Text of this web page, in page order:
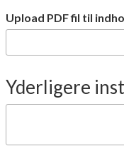
Upload PDF fil til
Yderligere